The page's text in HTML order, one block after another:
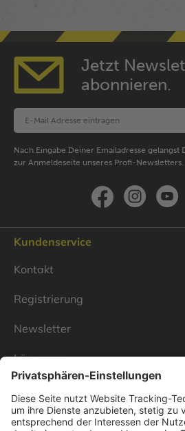
Jetzt
abonnieren.
Nach Eingabe Deiner Emailadresse gelangst
zur Anmeldeseite unseres Profi-Newsletters.
Kundenservice
Kontakt
Registrierung
Newsletter
Lösungen
Über Linnenbecker